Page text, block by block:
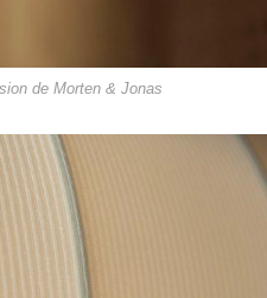
de Morten & Jonas